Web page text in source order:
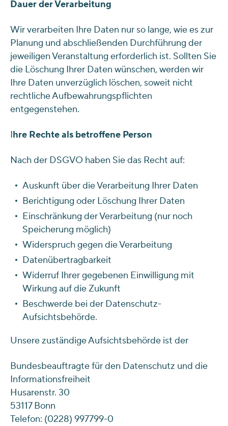
Dauer der Verarbeitung
Wir verarbeiten Ihre Daten nur so lange, wie es zur
Planung und abschließenden Durchführung der
jeweiligen Veranstaltung erforderlich ist. Sollten Sie
die Löschung Ihrer Daten wünschen, werden wir
Ihre Daten unverzüglich löschen, soweit nicht
rechtliche Aufbewahrungspflichten
entgegenstehen.
Ihre Rechte als betroffene Person
Nach der DSGVO haben Sie das Recht auf:
Auskunft über die Verarbeitung Ihrer Daten
Berichtigung oder Löschung Ihrer Daten
Einschränkung der Verarbeitung (nur noch
Speicherung möglich)
Widerspruch gegen die Verarbeitung
Datenübertragbarkeit
Widerruf Ihrer gegebenen Einwilligung mit
Wirkung auf die Zukunft
Beschwerde bei der Datenschutz-
Aufsichtsbehörde.
Unsere zuständige Aufsichtsbehörde ist der
Bundesbeauftragte für den Datenschutz und die
Informationsfreiheit
Husarenstr. 30
53117 Bonn
Telefon: (0228) 997799-0